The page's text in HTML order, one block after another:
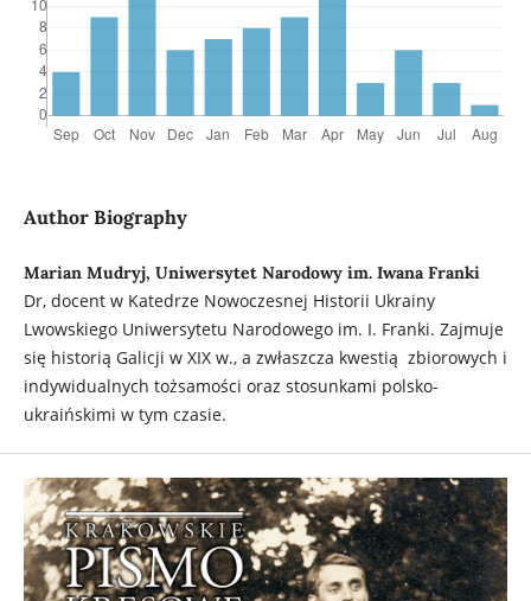
Author Biography
Marian Mudryj, Uniwersytet Narodowy im. Iwana Franki
Dr, docent w Katedrze Nowoczesnej Historii Ukrainy
Lwowskiego Uniwersytetu Narodowego im. I. Franki. Zajmuje
się historią Galicji w XIX w., a zwłaszcza kwestią zbiorowych i
indywidualnych tożsamości oraz stosunkami polsko-
ukraińskimi w tym czasie.